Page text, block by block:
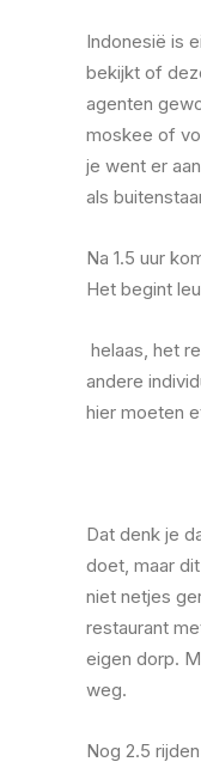
Indonesië is
bekijkt of
agenten
moskee of
je went er
als
Na 1.5 uur
Het begint
helaas, het
andere
hier moeten
Dat denk je
doet, maar
niet netjes
restaurant
eigen dorp.
weg.
Nog 2.5